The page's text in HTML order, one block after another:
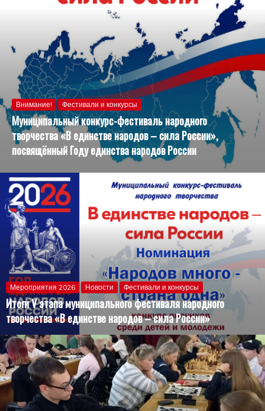
Внимание! Фестивали и конкурсы
Муниципальный конкурс-фестиваль народного
творчества «В единстве народов – сила России»,
посвящённый Году единства народов России
Мероприятия 2026 Новости Фестивали и конкурсы
Итоги V этапа муниципального фестиваля народного
творчества «В единстве народов – сила России»